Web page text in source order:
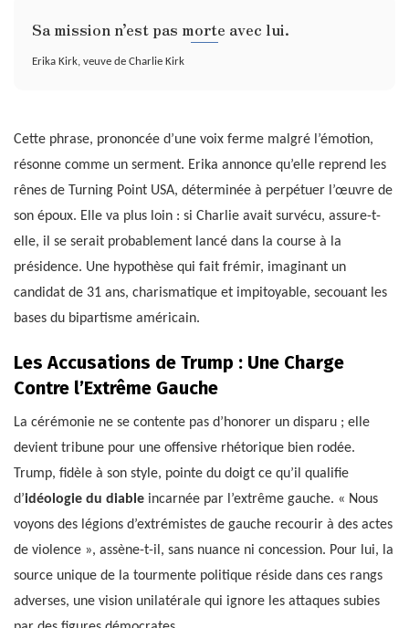
Sa mission n’est pas morte avec lui.
Erika Kirk, veuve de Charlie Kirk
Cette phrase, prononcée d’une voix ferme malgré l’émotion,
résonne comme un serment. Erika annonce qu’elle reprend les
rênes de Turning Point USA, déterminée à perpétuer l’œuvre de
son époux. Elle va plus loin : si Charlie avait survécu, assure-t-
elle, il se serait probablement lancé dans la course à la
présidence. Une hypothèse qui fait frémir, imaginant un
candidat de 31 ans, charismatique et impitoyable, secouant les
bases du bipartisme américain.
Les Accusations de Trump : Une Charge
Contre l’Extrême Gauche
La cérémonie ne se contente pas d’honorer un disparu ; elle
devient tribune pour une offensive rhétorique bien rodée.
Trump, fidèle à son style, pointe du doigt ce qu’il qualifie
d’idéologie du diable incarnée par l’extrême gauche. « Nous
voyons des légions d’extrémistes de gauche recourir à des actes
de violence », assène-t-il, sans nuance ni concession. Pour lui, la
source unique de la tourmente politique réside dans ces rangs
adverses, une vision unilatérale qui ignore les attaques subies